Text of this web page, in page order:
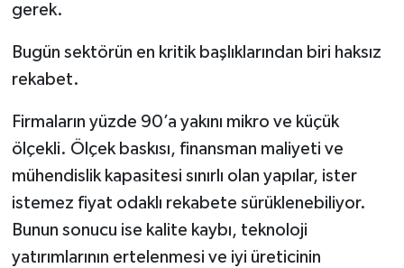
gerek.
Bugün sektörün en kritik başlıklarından biri haksız
rekabet.
Firmaların yüzde 90’a yakını mikro ve küçük
ölçekli. Ölçek baskısı, finansman maliyeti ve
mühendislik kapasitesi sınırlı olan yapılar, ister
istemez fiyat odaklı rekabete sürüklenebiliyor.
Bunun sonucu ise kalite kaybı, teknoloji
yatırımlarının ertelenmesi ve iyi üreticinin